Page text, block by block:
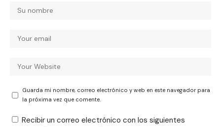
Guarda mi nombre, correo electrónico y web en este navegador para
la próxima vez que comente.
Recibir un correo electrónico con los siguientes